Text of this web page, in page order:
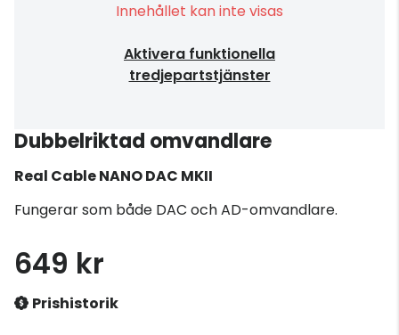
Innehållet kan inte visas
Aktivera funktionella
tredjepartstjänster
Dubbelriktad omvandlare
Real CableNANO DAC MKII
Fungerar som både DAC och AD-omvandlare.
649 kr
Prishistorik